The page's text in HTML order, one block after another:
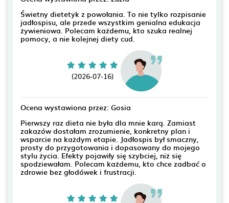
Świetny dietetyk z powołania. To nie tylko rozpisanie
jadłospisu, ale przede wszystkim genialna edukacja
żywieniowa. Polecam każdemu, kto szuka realnej
pomocy, a nie kolejnej diety cud.
(2026-07-16)
Ocena wystawiona przez: Gosia
Pierwszy raz dieta nie była dla mnie karą. Zamiast
zakazów dostałam zrozumienie, konkretny plan i
wsparcie na każdym etapie. Jadłospis był smaczny,
prosty do przygotowania i dopasowany do mojego
stylu życia. Efekty pojawiły się szybciej, niż się
spodziewałam. Polecam każdemu, kto chce zadbać o
zdrowie bez głodówek i frustracji.